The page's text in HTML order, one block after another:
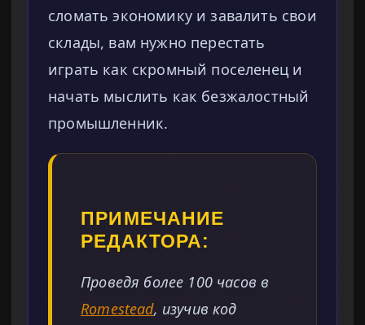
сломать экономику и завалить свои
склады, вам нужно перестать
играть как скромный поселенец и
начать мыслить как безжалостный
промышленник.
ПРИМЕЧАНИЕ
РЕДАКТОРА:
Проведя более 100 часов в
Romestead, изучив код